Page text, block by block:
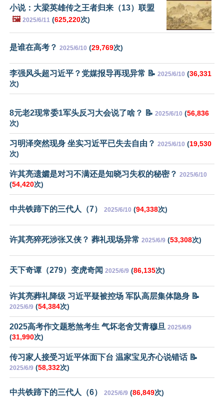
小说：大梁英雄传之王者归来（13）联盟
🖼️ 2025/6/11 (625,220次)
是谁在高考？ 2025/6/10 (29,769次)
李强风头超习近平？党媒报导再现异常 📝 2025/6/10 (36,331
次)
8元老2现常委1军头反习大会说了啥？ 📝 2025/6/10 (56,836
次)
习明泽突然现身 坐实习近平已失去自由？ 2025/6/10 (19,530
次)
许其亮遗孀是对习不满还是知晓习失权的秘密？ 2025/6/10
(54,420次)
中共铁蹄下的三代人（7） 2025/6/10 (94,338次)
许其亮猝死涉张又侠？ 葬礼现场异常 2025/6/9 (53,308次)
天下奇谭（279）变虎奇闻 2025/6/9 (86,135次)
许其亮葬礼降级 习近平疑被控场 军队高层集体隐身 📝
2025/6/9 (54,384次)
2025高考作文题愁煞考生 气坏老舍艾青穆旦 2025/6/9
(31,990次)
传习家人接受习近平体面下台 温家宝见齐心说错话 📝
2025/6/9 (58,332次)
中共铁蹄下的三代人（6） 2025/6/9 (86,849次)